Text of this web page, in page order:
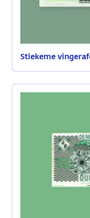
Stiekeme